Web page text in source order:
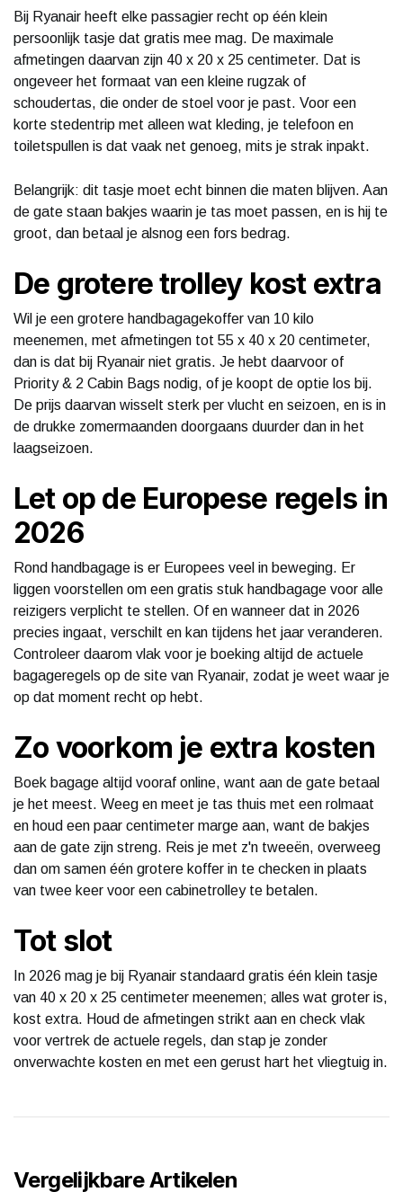
Bij Ryanair heeft elke passagier recht op één klein
persoonlijk tasje dat gratis mee mag. De maximale
afmetingen daarvan zijn 40 x 20 x 25 centimeter. Dat is
ongeveer het formaat van een kleine rugzak of
schoudertas, die onder de stoel voor je past. Voor een
korte stedentrip met alleen wat kleding, je telefoon en
toiletspullen is dat vaak net genoeg, mits je strak inpakt.
Belangrijk: dit tasje moet echt binnen die maten blijven. Aan
de gate staan bakjes waarin je tas moet passen, en is hij te
groot, dan betaal je alsnog een fors bedrag.
De grotere trolley kost extra
Wil je een grotere handbagagekoffer van 10 kilo
meenemen, met afmetingen tot 55 x 40 x 20 centimeter,
dan is dat bij Ryanair niet gratis. Je hebt daarvoor of
Priority & 2 Cabin Bags nodig, of je koopt de optie los bij.
De prijs daarvan wisselt sterk per vlucht en seizoen, en is in
de drukke zomermaanden doorgaans duurder dan in het
laagseizoen.
Let op de Europese regels in
2026
Rond handbagage is er Europees veel in beweging. Er
liggen voorstellen om een gratis stuk handbagage voor alle
reizigers verplicht te stellen. Of en wanneer dat in 2026
precies ingaat, verschilt en kan tijdens het jaar veranderen.
Controleer daarom vlak voor je boeking altijd de actuele
bagageregels op de site van Ryanair, zodat je weet waar je
op dat moment recht op hebt.
Zo voorkom je extra kosten
Boek bagage altijd vooraf online, want aan de gate betaal
je het meest. Weeg en meet je tas thuis met een rolmaat
en houd een paar centimeter marge aan, want de bakjes
aan de gate zijn streng. Reis je met z'n tweeën, overweeg
dan om samen één grotere koffer in te checken in plaats
van twee keer voor een cabinetrolley te betalen.
Tot slot
In 2026 mag je bij Ryanair standaard gratis één klein tasje
van 40 x 20 x 25 centimeter meenemen; alles wat groter is,
kost extra. Houd de afmetingen strikt aan en check vlak
voor vertrek de actuele regels, dan stap je zonder
onverwachte kosten en met een gerust hart het vliegtuig in.
Vergelijkbare Artikelen